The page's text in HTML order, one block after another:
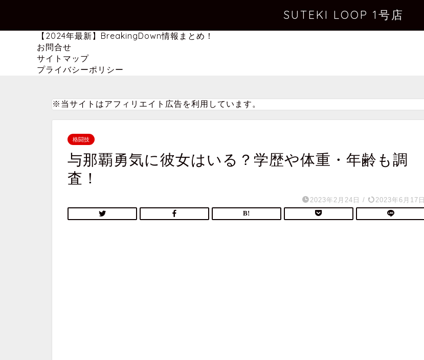
SUTEKI LOOP 1号店
【2024年最新】BreakingDown情報まとめ！
お問合せ
サイトマップ
プライバシーポリシー
※当サイトはアフィリエイト広告を利用しています。
格闘技
与那覇勇気に彼女はいる？学歴や体重・年齢も調
査！
2023年2月24日 / 2023年6月17日